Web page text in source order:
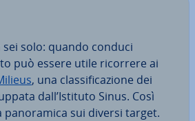
solo: quando conduci
può essere utile ricorrere ai
, una clas­si­fi­ca­zio­ne dei
dall’Istituto Sinus. Così
sui diversi target.